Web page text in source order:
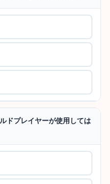
ドプレイヤーが使用しては